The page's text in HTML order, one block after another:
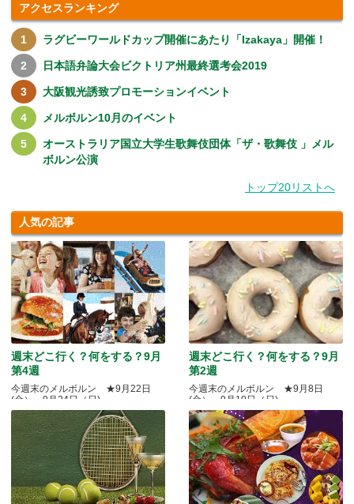
アクセスランキング
ラグビーワールドカップ開催にあたり「Izakaya」開催！
日本語弁論大会ビクトリア州最終選考会2019
大阪観光誘致プロモーションイベント
メルボルン10月のイベント
オーストラリア国立大学生歌舞伎団体「ザ・歌舞伎 」メル
ボルン公演
トップ20リストへ
人気の記事
週末どこ行く？何をする？9月
第4週
今週末のメルボルン ★9月22日
(金）～9月24日（日)
週末どこ行く？何をする？9月
第2週
今週末のメルボルン ★9月8日
(金）～9月10日（日)